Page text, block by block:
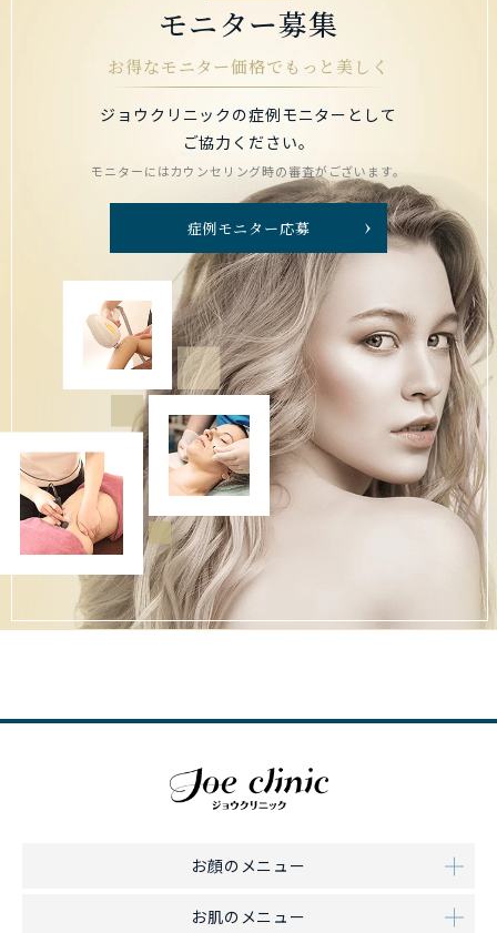
モニター募集
お得なモニター価格でもっと美しく
ジョウクリニックの症例モニターとして
ご協力ください。
モニターにはカウンセリング時の審査がございます。
症例モニター応募
お顔のメニュー
お肌のメニュー